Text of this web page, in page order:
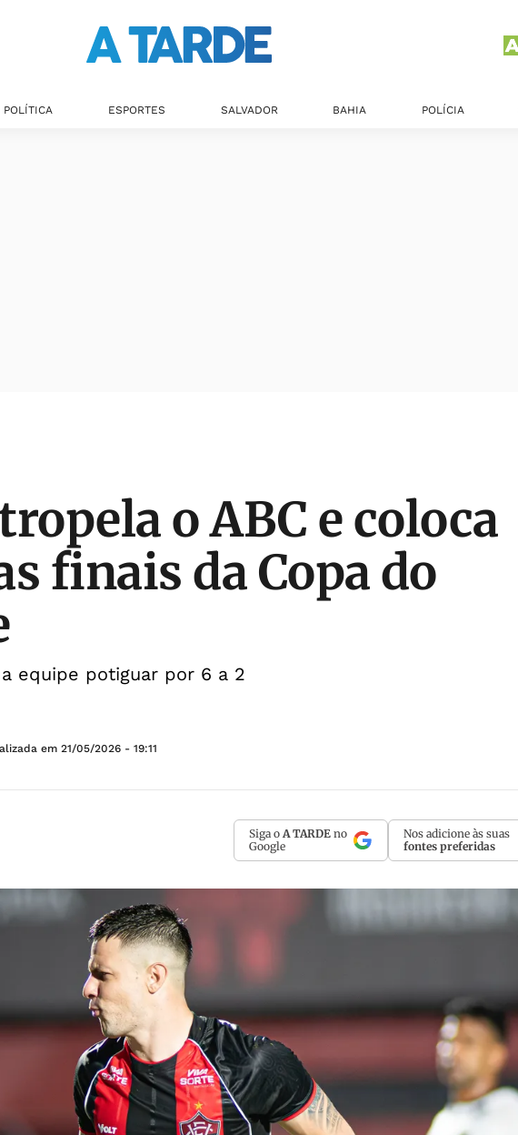
POLÍTICA ESPORTES SALVADOR BAHIA POLÍCIA
o ABC e coloca
finais da Copa do
equipe potiguar por 6 a 2
em 21/05/2026 - 19:11
Siga o A TARDE no
Google
Nos adicione às suas
fontes preferidas